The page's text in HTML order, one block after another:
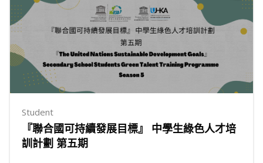
Student
『聯合國可持續發展目標』 中學生綠色人才培
訓計劃 第五期